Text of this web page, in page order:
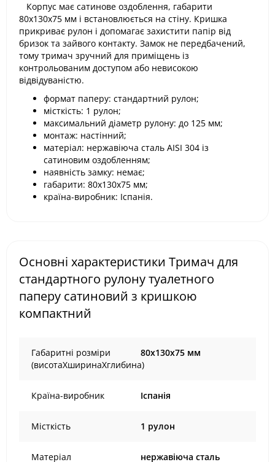
Корпус має сатинове оздоблення, габарити
80х130х75 мм і встановлюється на стіну. Кришка
прикриває рулон і допомагає захистити папір від
бризок та зайвого контакту. Замок не передбачений,
тому тримач зручний для приміщень із
контрольованим доступом або невисокою
відвідуваністю.
формат паперу: стандартний рулон;
місткість: 1 рулон;
максимальний діаметр рулону: до 125 мм;
монтаж: настінний;
матеріал: нержавіюча сталь AISI 304 із
сатиновим оздобленням;
наявність замку: немає;
габарити: 80х130х75 мм;
країна-виробник: Іспанія.
Основні характеристики Тримач для
стандартного рулону туалетного
паперу сатиновий з кришкою
компактний
Габаритні розміри
(висотаХширинаХглибина)
80х130х75 мм
Країна-виробник Іспанія
Місткість 1 рулон
Матеріал нержавіюча сталь